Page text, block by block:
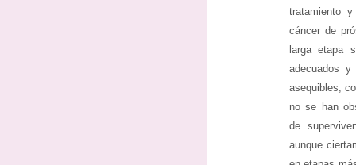
tratamiento
cáncer de
larga etapa
adecuados
asequibles,
no se han
de
aunque